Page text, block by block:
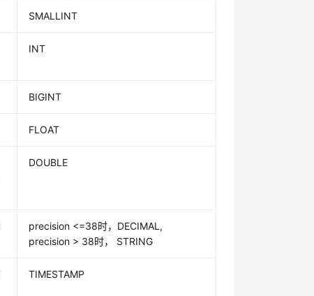
SMALLINT
INT
BIGINT
FLOAT
DOUBLE
precision <=38时，DECIMAL,
precision > 38时， STRING
TIMESTAMP